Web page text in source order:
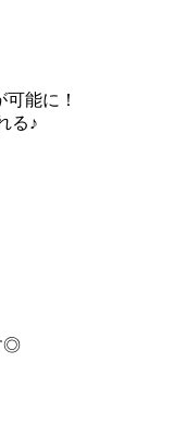
能に！
る♪
◎